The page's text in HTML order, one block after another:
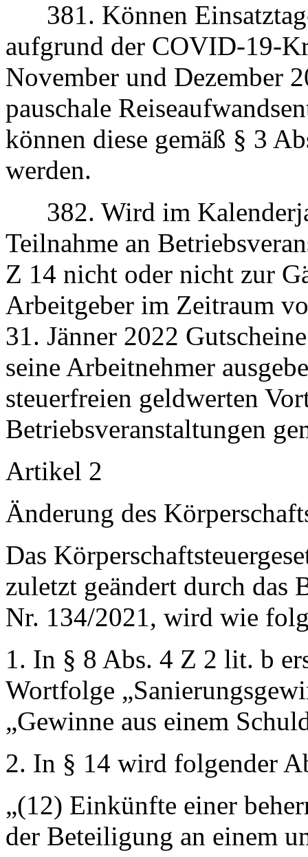
381. Können
aufgrund der COVID-19-
November und Dezember
pauschale
können diese gemäß § 3
werden.
382. Wird im
Teilnahme an
Z 14 nicht oder nicht zur
Arbeitgeber im Zeitraum
31. Jänner 2022
seine Arbeitnehmer
steuerfreien geldwerten
Betriebsveranstaltungen
Artikel 2
Änderung des
Das
zuletzt geändert durch das
Nr. 134/2021, wird wie
1. In § 8 Abs. 4 Z 2 lit. b
Wortfolge
„Gewinne aus einem
2. In § 14 wird folgender
„(12) Einkünfte einer
der Beteiligung an einem